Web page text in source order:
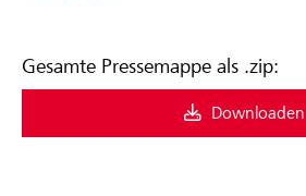
Gesamte Pressemappe als .zip:
Downloaden